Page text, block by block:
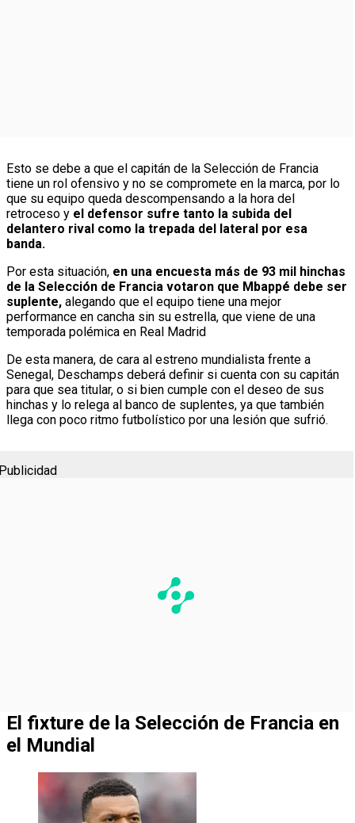
Esto se debe a que el capitán de la Selección de Francia
tiene un rol ofensivo y no se compromete en la marca, por lo
que su equipo queda descompensando a la hora del
retroceso y el defensor sufre tanto la subida del
delantero rival como la trepada del lateral por esa
banda.
Por esta situación, en una encuesta más de 93 mil hinchas
de la Selección de Francia votaron que Mbappé debe ser
suplente, alegando que el equipo tiene una mejor
performance en cancha sin su estrella, que viene de una
temporada polémica en Real Madrid
De esta manera, de cara al estreno mundialista frente a
Senegal, Deschamps deberá definir si cuenta con su capitán
para que sea titular, o si bien cumple con el deseo de sus
hinchas y lo relega al banco de suplentes, ya que también
llega con poco ritmo futbolístico por una lesión que sufrió.
El fixture de la Selección de Francia en
el Mundial